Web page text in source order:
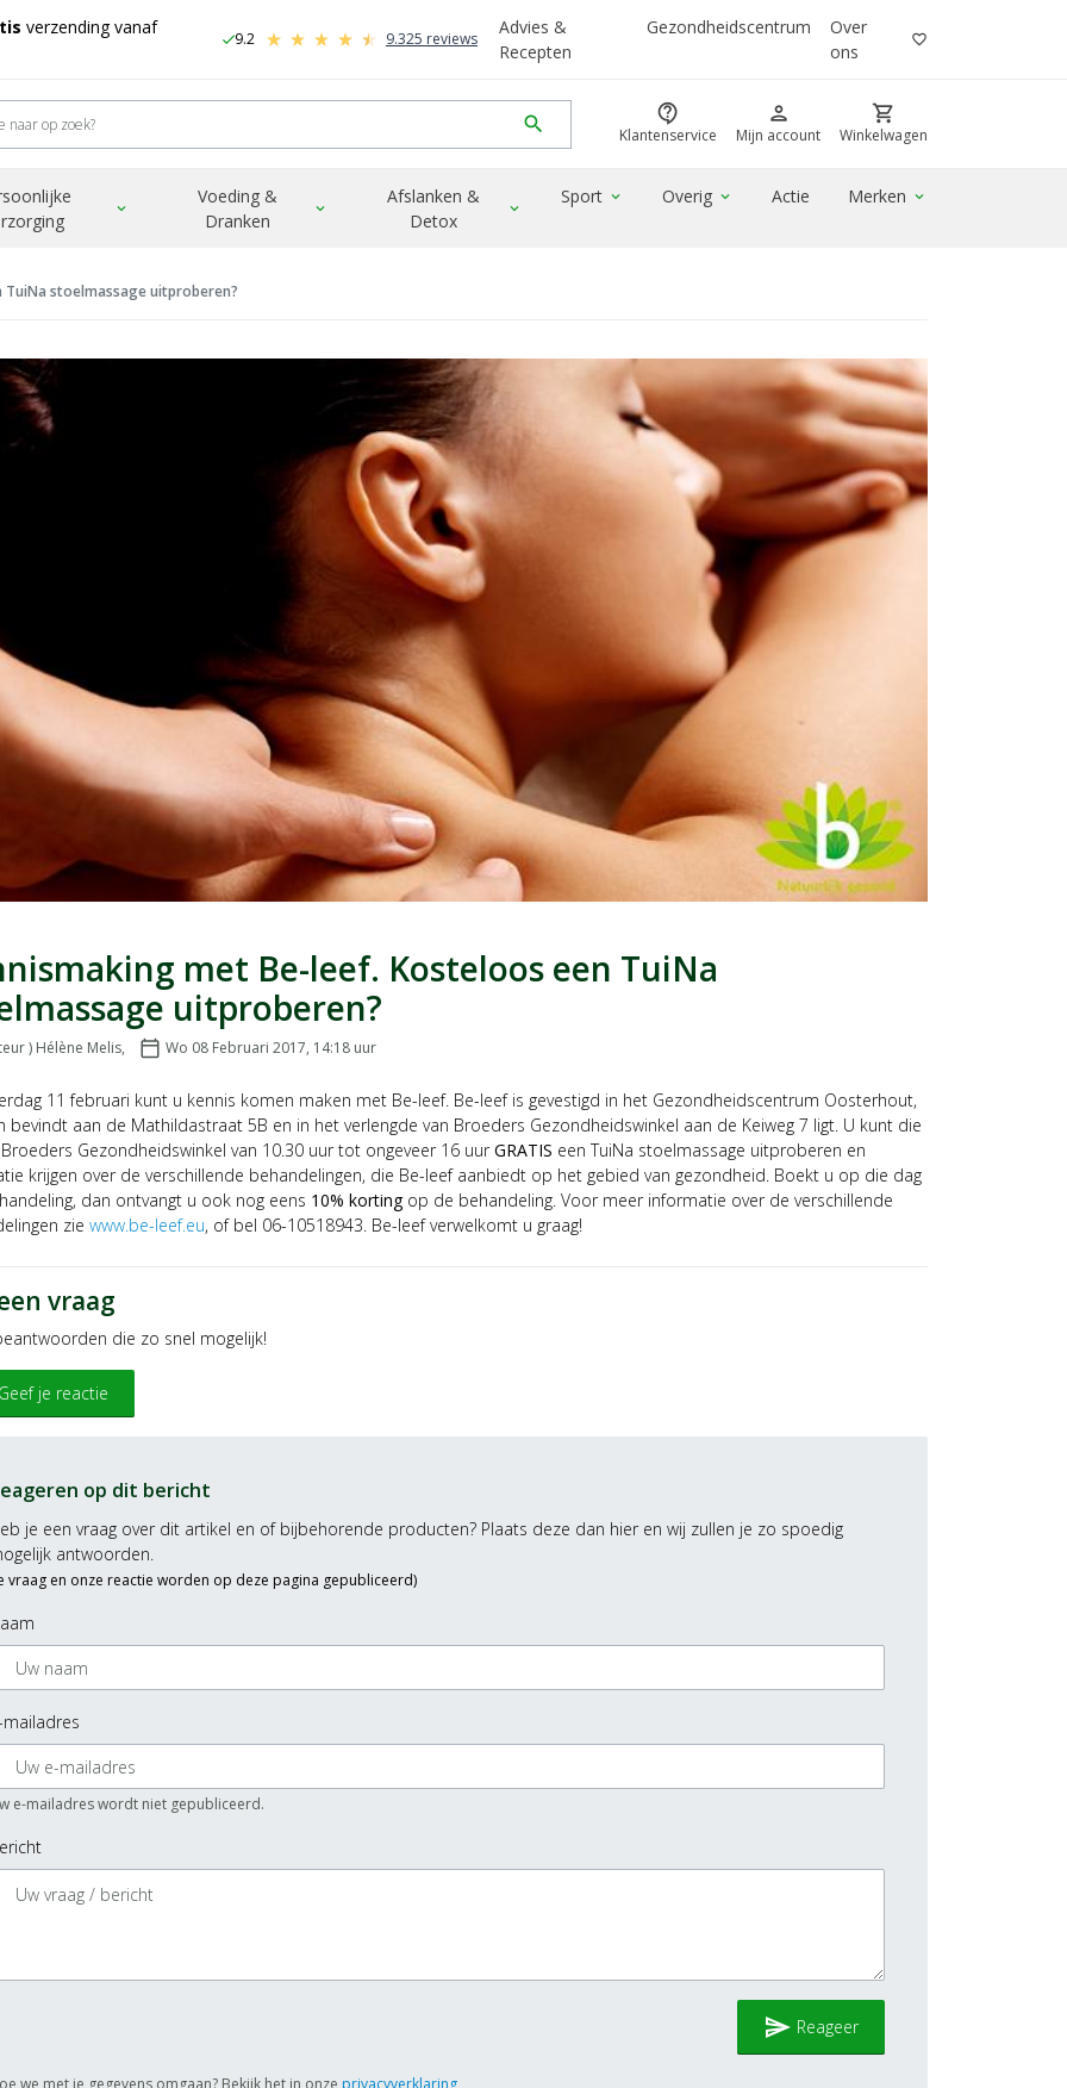
verzending vanaf
check9.2 9.325 reviews
Advies &
Recepten
Gezondheidscentrum
Over
ons
favorite_border
search contact_support
Klantenservice
person
Mijn account
shopping_cart
Winkelwagen
expand_more
Voeding &
Dranken
expand_more
Afslanken &
Detox
expand_more
Sport expand_more Overig expand_more Actie Merken expand_more
stoelmassage uitproberen?
met Be-leef. Kosteloos een TuiNa
uitproberen?
) Hélène Melis, calendar_today
Geplaatst op:
Wo 08 Februari 2017, 14:18 uur
11 februari kunt u kennis komen maken met Be-leef. Be-leef is gevestigd in het Gezondheidscentrum Oosterhout,
bevindt aan de Mathildastraat 5B en in het verlengde van Broeders Gezondheidswinkel aan de Keiweg 7 ligt. U kunt die
Gezondheidswinkel van 10.30 uur tot ongeveer 16 uurGRATIS een TuiNa stoelmassage uitproberen en
krijgen over de verschillende behandelingen, die Be-leef aanbiedt op het gebied van gezondheid. Boekt u op die dag
dan ontvangt u ook nog eens 10% kortingop de behandeling. Voor meer informatie over de verschillende
zie www.be-leef.eu, of bel 06-10518943. Be-leef verwelkomt u graag!
vraag
die zo snel mogelijk!
Geef je reactie
op dit bericht
je een vraag over dit artikel en of bijbehorende producten? Plaats deze dan hier en wij zullen je zo spoedig
antwoorden.
vraag en onze reactie worden op deze pagina gepubliceerd)
mailadres
e-mailadres wordt niet gepubliceerd.
send Reageer